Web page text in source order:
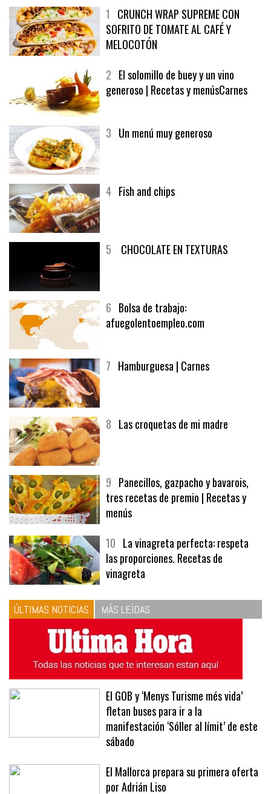
1CRUNCH WRAP SUPREME CON
SOFRITO DE TOMATE AL CAFÉ Y
MELOCOTÓN
2El solomillo de buey y un vino
6Bolsa de trabajo:
9Panecillos, gazpacho y bavarois,
tres recetas de premio | Recetas y
menús
10La vinagreta perfecta: respeta
las proporciones. Recetas de
vinagreta
ÚLTIMAS NOTICIAS MÁS LEÍDAS
El GOB y ‘Menys Turisme més vida’
fletan buses para ir a la
manifestación ‘Sóller al límit’ de este
sábado